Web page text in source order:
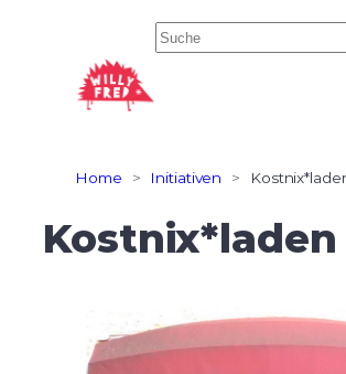
springen
Suchen
Home > Initiativen >
Kostnix*laden